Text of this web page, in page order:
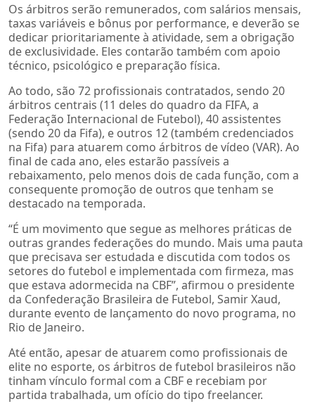
Os árbitros serão remunerados, com salários mensais,
taxas variáveis e bônus por performance, e deverão se
dedicar prioritariamente à atividade, sem a obrigação
de exclusividade. Eles contarão também com apoio
técnico, psicológico e preparação física.
Ao todo, são 72 profissionais contratados, sendo 20
árbitros centrais (11 deles do quadro da FIFA, a
Federação Internacional de Futebol), 40 assistentes
(sendo 20 da Fifa), e outros 12 (também credenciados
na Fifa) para atuarem como árbitros de vídeo (VAR). Ao
final de cada ano, eles estarão passíveis a
rebaixamento, pelo menos dois de cada função, com a
consequente promoção de outros que tenham se
destacado na temporada.
“É um movimento que segue as melhores práticas de
outras grandes federações do mundo. Mais uma pauta
que precisava ser estudada e discutida com todos os
setores do futebol e implementada com firmeza, mas
que estava adormecida na CBF”, afirmou o presidente
da Confederação Brasileira de Futebol, Samir Xaud,
durante evento de lançamento do novo programa, no
Rio de Janeiro.
Até então, apesar de atuarem como profissionais de
elite no esporte, os árbitros de futebol brasileiros não
tinham vínculo formal com a CBF e recebiam por
partida trabalhada, um ofício do tipo freelancer.